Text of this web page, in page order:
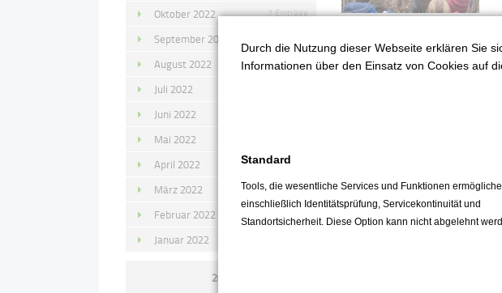
Zurück
Oktober 2022 7 Einträge
September 2022
August 2022 4 Einträge
Juli 2022
Juni 2022
Mai 2022
April 2022 8 Einträge
März 2022 15 Einträge
Februar 2022
Januar 2022
2021
Durch die Nutzung dieser Webseite erklären Sie
Informationen über den Einsatz von Cookies auf
Standard
Tools, die wesentliche Services und Funktionen
einschließlich Identitätsprüfung, Servicekontinuität und
Standortsicherheit. Diese Option kann nicht abgelehnt